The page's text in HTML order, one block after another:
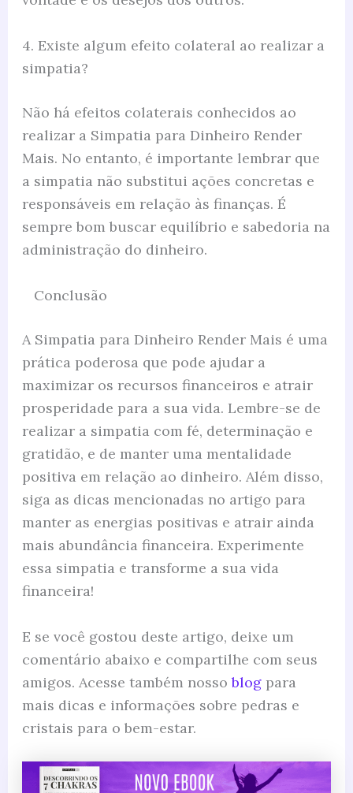
4. Existe algum efeito colateral ao realizar a
simpatia?
Não há efeitos colaterais conhecidos ao
realizar a Simpatia para Dinheiro Render
Mais. No entanto, é importante lembrar que
a simpatia não substitui ações concretas e
responsáveis em relação às finanças. É
sempre bom buscar equilíbrio e sabedoria na
administração do dinheiro.
Conclusão
A Simpatia para Dinheiro Render Mais é uma
prática poderosa que pode ajudar a
maximizar os recursos financeiros e atrair
prosperidade para a sua vida. Lembre-se de
realizar a simpatia com fé, determinação e
gratidão, e de manter uma mentalidade
positiva em relação ao dinheiro. Além disso,
siga as dicas mencionadas no artigo para
manter as energias positivas e atrair ainda
mais abundância financeira. Experimente
essa simpatia e transforme a sua vida
financeira!
E se você gostou deste artigo, deixe um
comentário abaixo e compartilhe com seus
amigos. Acesse também nossoblogpara
mais dicas e informações sobre pedras e
cristais para o bem-estar.